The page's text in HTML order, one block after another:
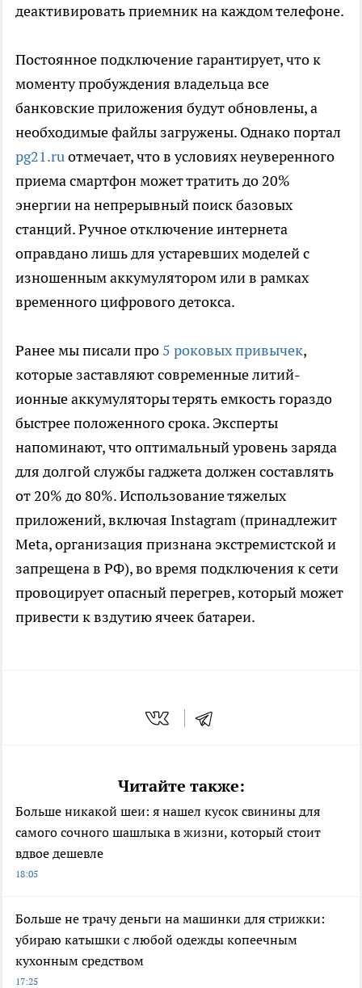
деактивировать приемник на каждом телефоне.
Постоянное подключение гарантирует, что к
моменту пробуждения владельца все
банковские приложения будут обновлены, а
необходимые файлы загружены. Однако портал
pg21.ruотмечает, что в условиях неуверенного
приема смартфон может тратить до 20%
энергии на непрерывный поиск базовых
станций. Ручное отключение интернета
оправдано лишь для устаревших моделей с
изношенным аккумулятором или в рамках
временного цифрового детокса.
Ранее мы писали про 5 роковых привычек,
которые заставляют современные литий-
ионные аккумуляторы терять емкость гораздо
быстрее положенного срока. Эксперты
напоминают, что оптимальный уровень заряда
для долгой службы гаджета должен составлять
от 20% до 80%. Использование тяжелых
приложений, включая Instagram (принадлежит
Meta, организация признана экстремистской и
запрещена в РФ), во время подключения к сети
провоцирует опасный перегрев, который может
привести к вздутию ячеек батареи.
Читайте также:
Больше никакой шеи: я нашел кусок свинины для
самого сочного шашлыка в жизни, который стоит
вдвое дешевле
18:05
Больше не трачу деньги на машинки для стрижки:
убираю катышки с любой одежды копеечным
кухонным средством
17:25